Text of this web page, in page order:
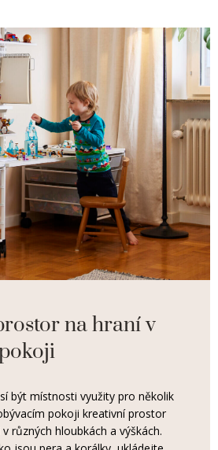
na hraní v
být místnosti využity pro několik
pokoji kreativní prostor
různých hloubkách a výškách.